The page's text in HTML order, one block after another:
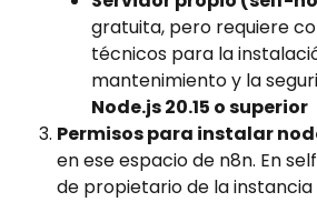
gratuita, pero requiere
técnicos para la
mantenimiento y la
Node.js 20.15 o superior
Permisos para instalar
en ese espacio de n8n. En
de propietario de la instancia